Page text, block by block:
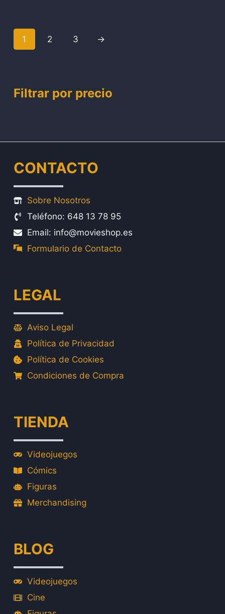
1 2 3 →
Filtrar por precio
CONTACTO
Sobre Nosotros
Teléfono: 648 13 78 95
Email: info@movieshop.es
Formulario de Contacto
LEGAL
Aviso Legal
Política de Privacidad
Política de Cookies
Condiciones de Compra
TIENDA
Videojuegos
Cómics
Figuras
Merchandising
BLOG
Videojuegos
Cine